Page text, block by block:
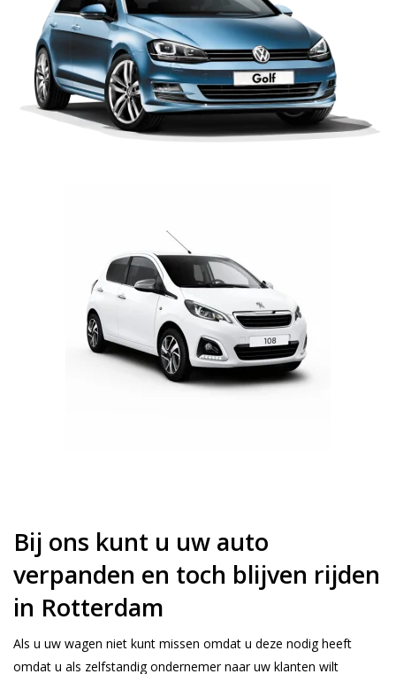
Bij ons kunt u uw auto
verpanden en toch blijven rijden
in Rotterdam
Als u uw wagen niet kunt missen omdat u deze nodig heeft
omdat u als zelfstandig ondernemer naar uw klanten wilt